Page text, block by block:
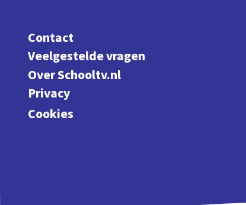
Contact
Veelgestelde vragen
Over Schooltv.nl
Privacy
Cookies